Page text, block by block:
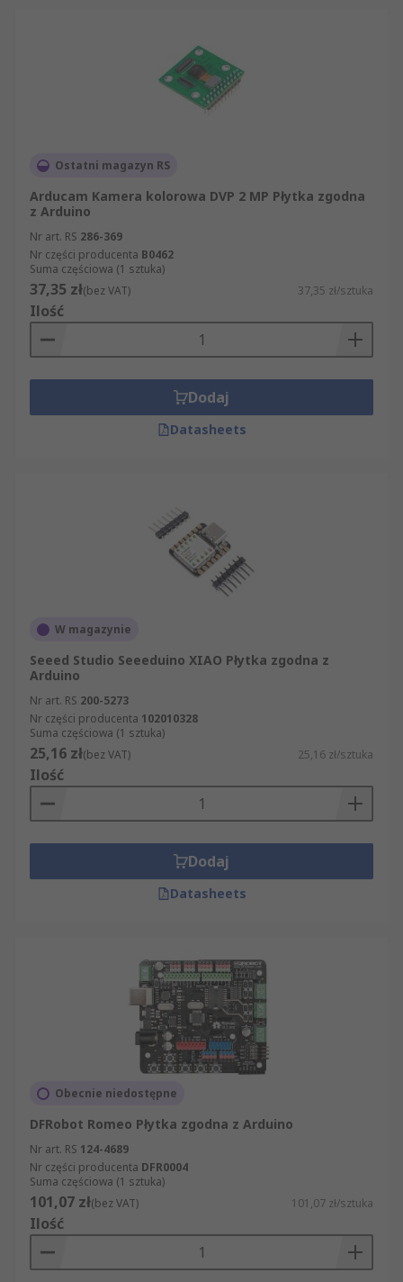
Ostatni magazyn RS
Arducam Kamera kolorowa DVP 2 MP Płytka zgodna
z Arduino
Nr art. RS 286-369
Nr części producenta B0462
Suma częściowa (1 sztuka)
37,35 zł(bez VAT) 37,35 zł/sztuka
Ilość
Dodaj
Datasheets
W magazynie
Seeed Studio Seeeduino XIAO Płytka zgodna z
Arduino
Nr art. RS 200-5273
Nr części producenta 102010328
Suma częściowa (1 sztuka)
25,16 zł(bez VAT) 25,16 zł/sztuka
Ilość
Dodaj
Datasheets
Obecnie niedostępne
DFRobot Romeo Płytka zgodna z Arduino
Nr art. RS 124-4689
Nr części producenta DFR0004
Suma częściowa (1 sztuka)
101,07 zł(bez VAT) 101,07 zł/sztuka
Ilość